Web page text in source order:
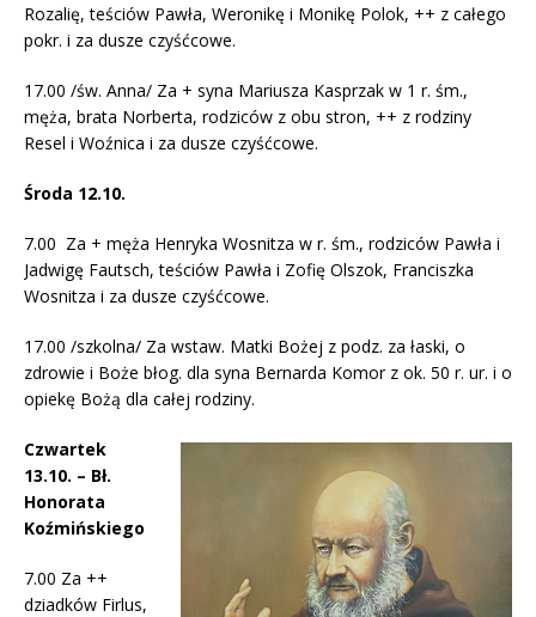
Rozalię, teściów Pawła, Weronikę i Monikę Polok, ++ z całego
pokr. i za dusze czyśćcowe.
17.00 /św. Anna/ Za + syna Mariusza Kasprzak w 1 r. śm.,
męża, brata Norberta, rodziców z obu stron, ++ z rodziny
Resel i Woźnica i za dusze czyśćcowe.
Środa 12.10.
7.00 Za + męża Henryka Wosnitza w r. śm., rodziców Pawła i
Jadwigę Fautsch, teściów Pawła i Zofię Olszok, Franciszka
Wosnitza i za dusze czyśćcowe.
17.00 /szkolna/ Za wstaw. Matki Bożej z podz. za łaski, o
zdrowie i Boże błog. dla syna Bernarda Komor z ok. 50 r. ur. i o
opiekę Bożą dla całej rodziny.
Czwartek
13.10. – Bł.
Honorata
Koźmińskiego
7.00 Za ++
dziadków Firlus,